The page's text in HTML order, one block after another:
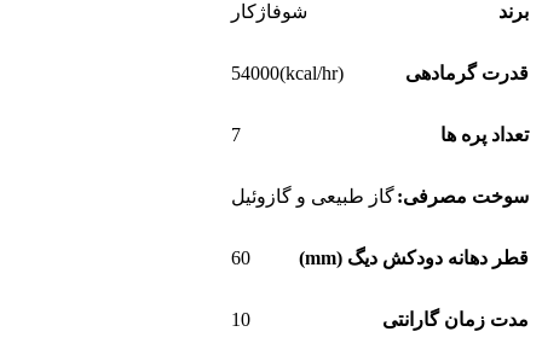
برند شوفاژکار
قدرت گرمادهی (kcal/hr)54000
تعداد پره ها 7
سوخت مصرفی:گاز طبیعی و گازوئیل
قطر دهانه دودکش دیگ (mm) 60
مدت زمان گارانتی 10